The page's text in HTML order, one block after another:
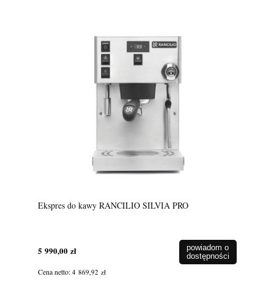
Ekspres do kawy RANCILIO SILVIA PRO
5 990,00 zł
Cena netto: 4 869,92 zł
powiadom o
dostępności